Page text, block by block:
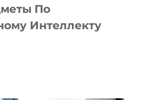
По
Интеллекту